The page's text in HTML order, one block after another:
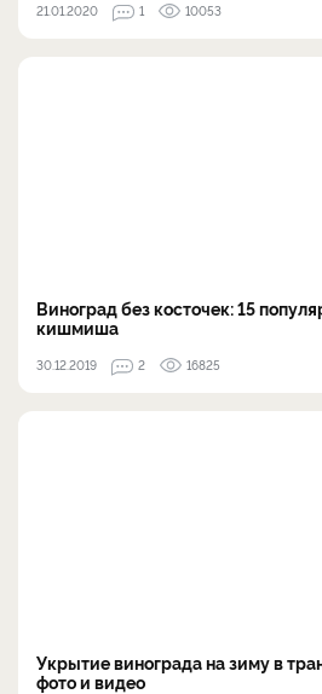
21.01.2020 1 10053
Виноград без косточек: 15
кишмиша
30.12.2019 2 16825
Укрытие винограда на зиму в
фото и видео